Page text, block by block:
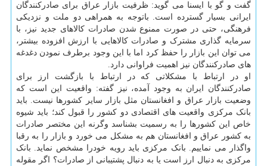
گفت و گو با ایسنا می گوید: ظرفیت بازار عراق برای صادرکنندگان
ایرانی بسیار گسترده است. باتوجه به همراهی دو ملت و نزدیکی
فرهنگی، حتی در صورت ممنوع شدن صادرات کالاهای جدید نیز، با
سرمایه گذاری مشترک و صادرات کالاهایی با ارزش افزوده بیشتر،
می توان این بازار را حفظ کرد اما با این وجود برطرف نمودن دغدغه
های صادرکنندگان نیز اهمیت فراوانی دارد.
او در ارتباط با مشکلاتی که در ارتباط با بازگشت ارز برای
صادرکنندگان ایران به وجود آمده، نیز گفته: واقعیت این است که
وضعیت بازار عراق و افغانستان مثل بازار سایر کشورها نیست. باید
بانک مرکزی واقعیت های اقتصادی دو کشور را قبول کند؛ باید شیوه
خاص این کشورها را به رسمیت بشناسد وگرنه این مختصر صادرات
به کشور عراق و افغانستان هم به مشکل می خورد و بازار را به رقبا
واگذار می نماییم. بانک مرکزی باید رویه خودرا مشخص نماید. بانک
مرکزی به دنبال ارز است یا به دنبال پشتیبانی از صادرات؟ اگر مقوله